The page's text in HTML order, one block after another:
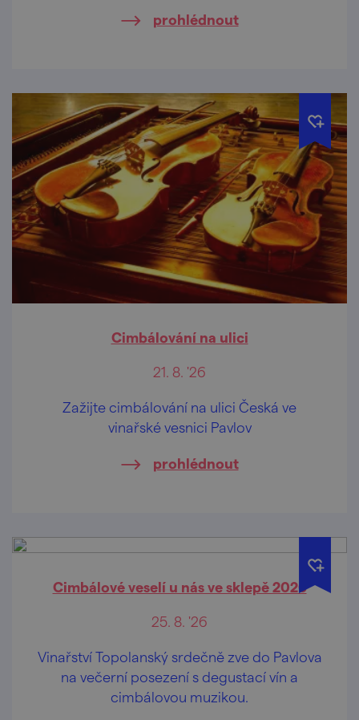
prohlédnout
Cimbálování na ulici
21. 8. '26
Zažijte cimbálování na ulici Česká ve
vinařské vesnici Pavlov
prohlédnout
Cimbálové veselí u nás ve sklepě 2026
25. 8. '26
Vinařství Topolanský srdečně zve do Pavlova
na večerní posezení s degustací vín a
cimbálovou muzikou.